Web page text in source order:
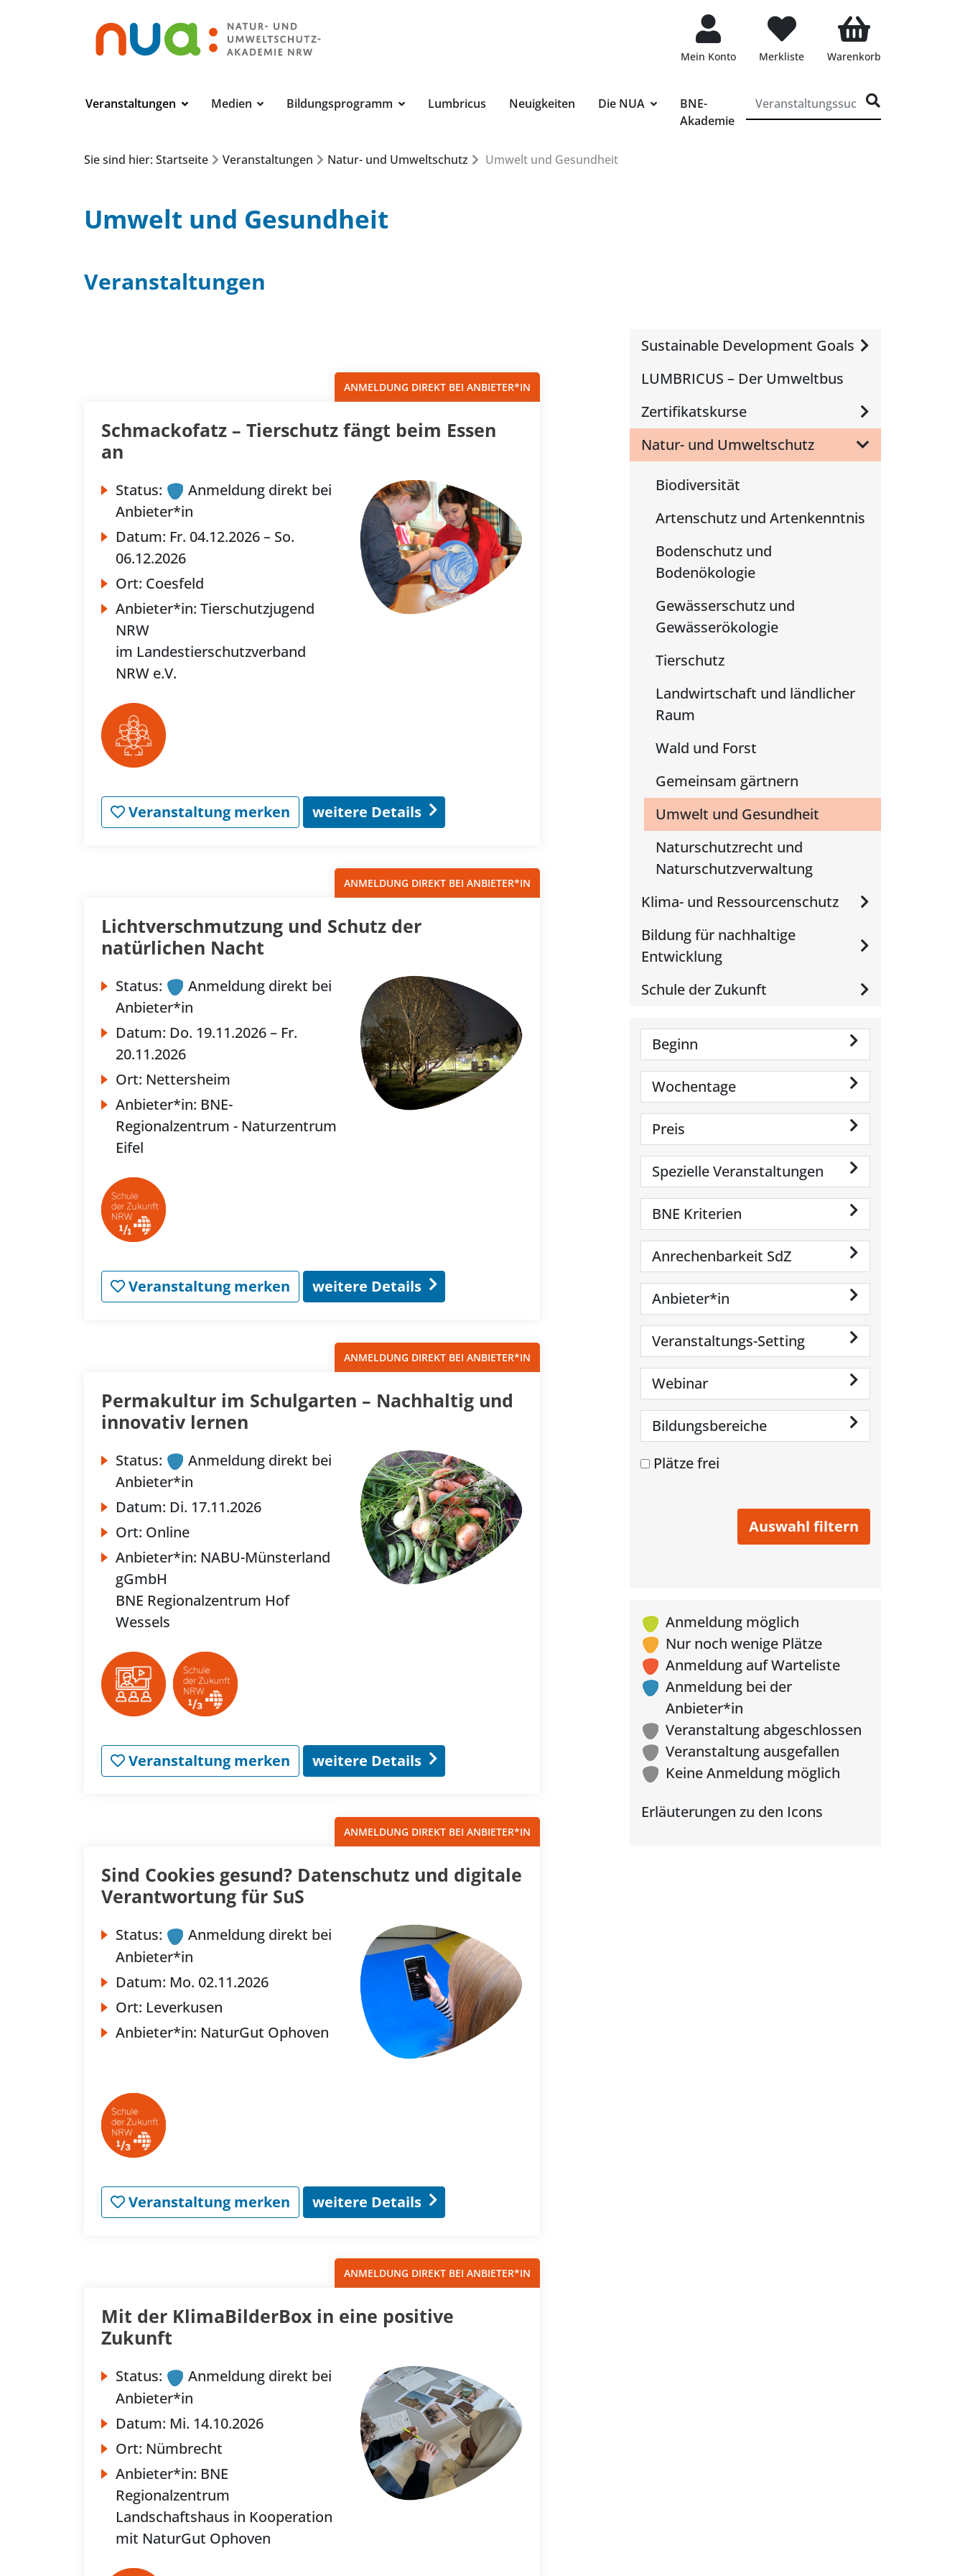
Mein Konto Merkliste Warenkorb
Veranstaltungen Medien Bildungsprogramm Lumbricus Neuigkeiten Die NUA
BNE-
Akademie
Sie sind hier: Startseite Veranstaltungen Natur- und Umweltschutz Umwelt und Gesundheit
Umwelt und Gesundheit
Veranstaltungen
ANMELDUNG DIREKT BEI ANBIETER*IN
Schmackofatz – Tierschutz fängt beim Essen
an
Status:
Anmeldung direkt bei
Anbieter*in
Datum: Fr. 04.12.2026 – So.
06.12.2026
Ort: Coesfeld
Anbieter*in: Tierschutzjugend
NRW
im Landestierschutzverband
NRW e.V.
Veranstaltung merken weitere Details
ANMELDUNG DIREKT BEI ANBIETER*IN
Lichtverschmutzung und Schutz der
natürlichen Nacht
Status:
Anmeldung direkt bei
Anbieter*in
Datum: Do. 19.11.2026 – Fr.
20.11.2026
Ort: Nettersheim
Anbieter*in: BNE-
Regionalzentrum - Naturzentrum
Eifel
Veranstaltung merken weitere Details
ANMELDUNG DIREKT BEI ANBIETER*IN
Permakultur im Schulgarten – Nachhaltig und
innovativ lernen
Status:
Anmeldung direkt bei
Anbieter*in
Datum: Di. 17.11.2026
Ort: Online
Anbieter*in: NABU-Münsterland
gGmbH
BNE Regionalzentrum Hof
Wessels
Veranstaltung merken weitere Details
ANMELDUNG DIREKT BEI ANBIETER*IN
Sind Cookies gesund? Datenschutz und digitale
Verantwortung für SuS
Status:
Anmeldung direkt bei
Anbieter*in
Datum: Mo. 02.11.2026
Ort: Leverkusen
Anbieter*in: NaturGut Ophoven
Veranstaltung merken weitere Details
ANMELDUNG DIREKT BEI ANBIETER*IN
Mit der KlimaBilderBox in eine positive
Zukunft
Status:
Anmeldung direkt bei
Anbieter*in
Datum: Mi. 14.10.2026
Ort: Nümbrecht
Anbieter*in: BNE
Regionalzentrum
Landschaftshaus in Kooperation
mit NaturGut Ophoven
Sustainable Development Goals
LUMBRICUS – Der Umweltbus
Zertifikatskurse
Natur- und Umweltschutz
Biodiversität
Artenschutz und Artenkenntnis
Bodenschutz und
Bodenökologie
Gewässerschutz und
Gewässerökologie
Tierschutz
Landwirtschaft und ländlicher
Raum
Wald und Forst
Gemeinsam gärtnern
Umwelt und Gesundheit
Naturschutzrecht und
Naturschutzverwaltung
Klima- und Ressourcenschutz
Bildung für nachhaltige
Entwicklung
Schule der Zukunft
Beginn
Wochentage
Preis
Spezielle Veranstaltungen
BNE Kriterien
Anrechenbarkeit SdZ
Anbieter*in
Veranstaltungs-Setting
Webinar
Bildungsbereiche
Plätze frei
Anmeldung möglich
Nur noch wenige Plätze
Anmeldung auf Warteliste
Anmeldung bei der
Anbieter*in
Veranstaltung abgeschlossen
Veranstaltung ausgefallen
Keine Anmeldung möglich
Erläuterungen zu den Icons